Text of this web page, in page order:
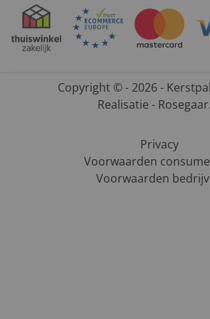
Copyright © - 2026 -
Realisatie -
Privacy
Voorwaarden
Voorwaarden